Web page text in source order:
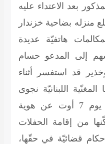
بعد الاعتداء عليه
منزله بضاحية خزندار
هاتفيّة عديدة
إلى المدعو حسام
قد استفسر أثناء
اللبنانيّة نجوى
7 أوت عن هوية
من إقامة الحفلات
قضائيّة في حقّها،